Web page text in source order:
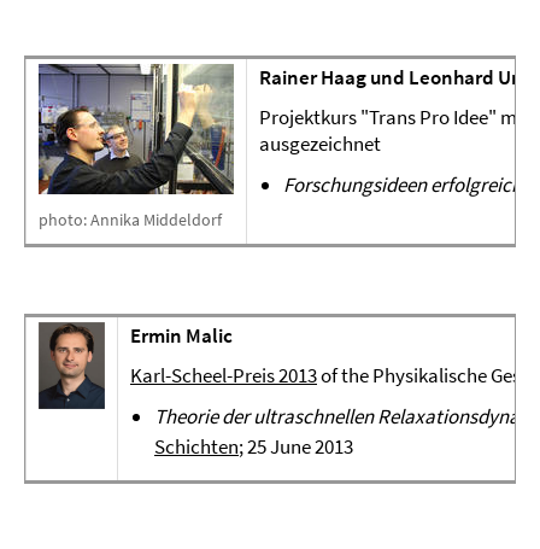
photo: Annika Middeldorf
Rainer Haag und Leonhard
Projektkurs "Trans Pro Idee" mit
ausgezeichnet
Forschungsideen erfolgreich
Ermin Malic
Karl-Scheel-Preis 2013of the Physikalische
Theorie der ultraschnellen
Schichten; 25 June 2013